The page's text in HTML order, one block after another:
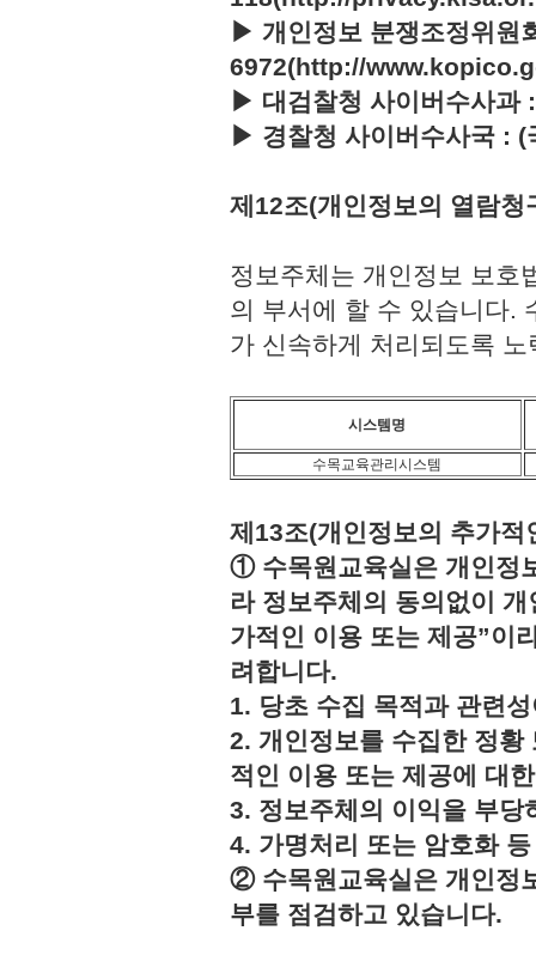
▶ 개인정보 분쟁조정위원
6972(http://
▶ 대검찰청 사이버수사
▶ 경찰청 사이버수사국 :
제12조(개인정보의 열람청
정보주체는 개인정보 보호
의 부서에 할 수 있습니다.
가 신속하게 처리되도록
시스템명
수목교육관리시스템
제13조(개인정보의 추가적
① 수목원교육실은 개인정
라 정보주체의 동의없이
가적인 이용 또는 제공”이
려합니다.
1. 당초 수집 목적과 관련
2. 개인정보를 수집한 정황
적인 이용 또는 제공에 대
3. 정보주체의 이익을 부당
4. 가명처리 또는 암호화
② 수목원교육실은 개인정
부를 점검하고 있습니다.